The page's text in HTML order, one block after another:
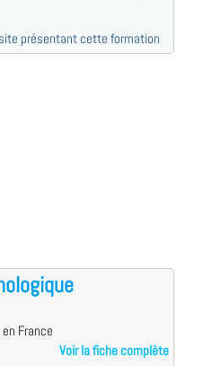
présentant cette formation
France
Voir la fiche complète